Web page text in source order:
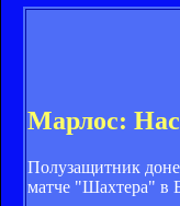
Марлос:
Полузащитник
матче "Шахтера" в